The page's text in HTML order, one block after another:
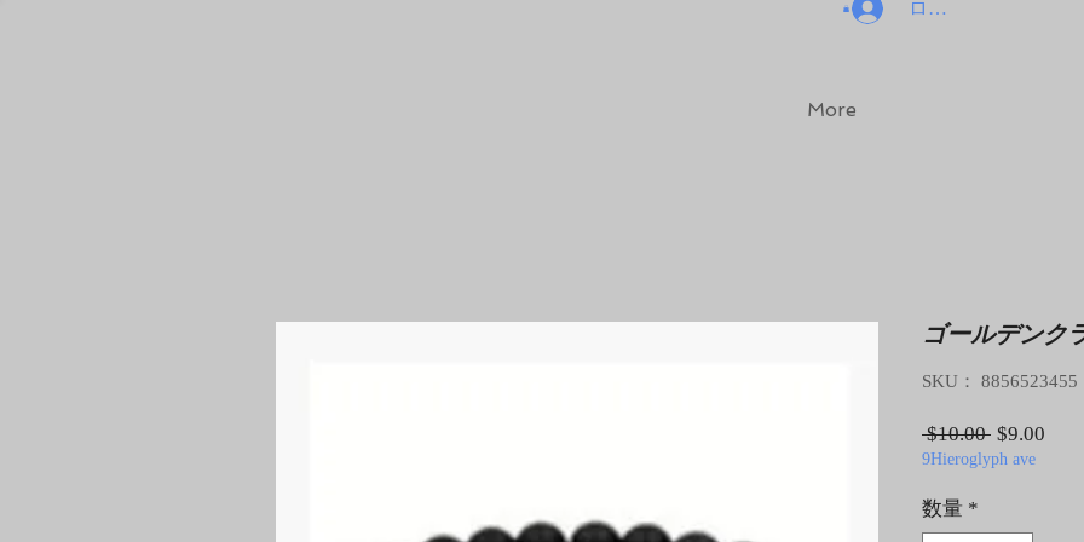
ログイン
More
ゴールデンク
SKU： 8856523455
$10.00 通常価格
$9.00
9Hieroglyph ave
数量 *